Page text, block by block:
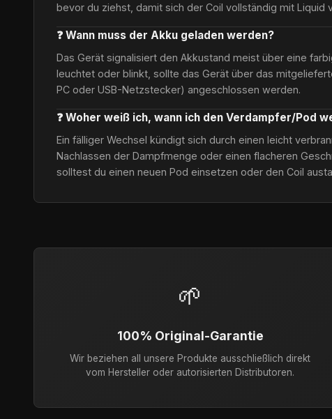
bevor du ziehst, damit sich der Coil vollständig mit Liquid
❓ Wann muss der Akku geladen werden?
Das Gerät signalisiert den Akkustand meist über eine
leuchtet oder blinkt, sollte das Gerät über das
PC oder USB-Netzstecker) angeschlossen werden.
❓ Woher weiß ich, wann ich den Verdampfer/Pod
Ein fälliger Wechsel kündigt sich durch einen leicht
Nachlassen der Dampfmenge oder einen flacheren
solltest du einen neuen Pod einsetzen oder den Coil
🌱
100% Original-Garantie
Wir beziehen all unsere Produkte ausschließlich direkt
vom Hersteller oder autorisierten Distributoren.